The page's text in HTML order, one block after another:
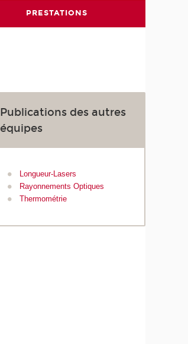
PRESTATIONS
Publications des autres
équipes
Longueur-Lasers
Rayonnements Optiques
Thermométrie